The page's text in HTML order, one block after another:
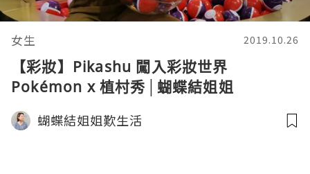
女生 2019.10.26
【彩妝】Pikashu 闖入彩妝世界
Pokémon x 植村秀│蝴蝶結姐姐
蝴蝶結姐姐歎生活